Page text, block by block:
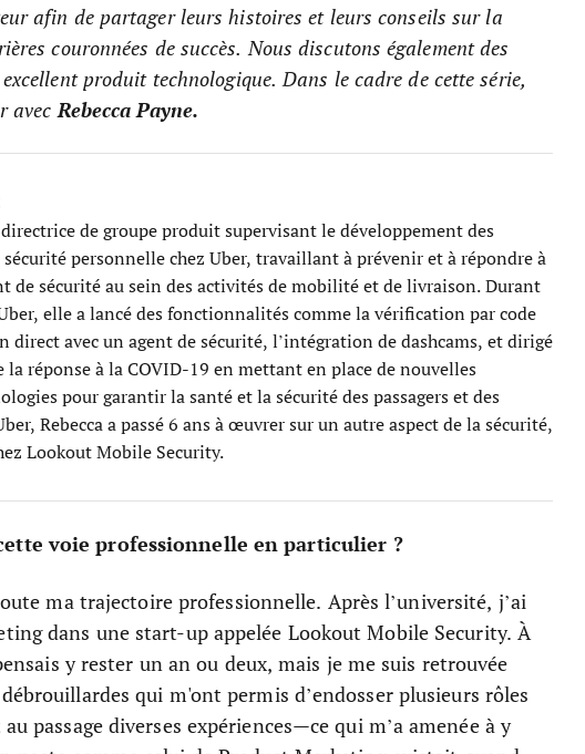
afin de partager leurs histoires et leurs conseils sur la
couronnées de succès. Nous discutons également des
produit technologique. Dans le cadre de cette série,
avec Rebecca Payne.
directrice de groupe produit supervisant le développement des
personnelle chez Uber, travaillant à prévenir et à répondre à
de sécurité au sein des activités de mobilité et de livraison. Durant
elle a lancé des fonctionnalités comme la vérification par code
direct avec un agent de sécurité, l’intégration de dashcams, et dirigé
la réponse à la COVID-19 en mettant en place de nouvelles
pour garantir la santé et la sécurité des passagers et des
Rebecca a passé 6 ans à œuvrer sur un autre aspect de la sécurité,
Lookout Mobile Security.
voie professionnelle en particulier ?
ma trajectoire professionnelle. Après l’université, j’ai
dans une start-up appelée Lookout Mobile Security. À
y rester un an ou deux, mais je me suis retrouvée
qui m'ont permis d’endosser plusieurs rôles
passage diverses expériences—ce qui m’a amenée à y